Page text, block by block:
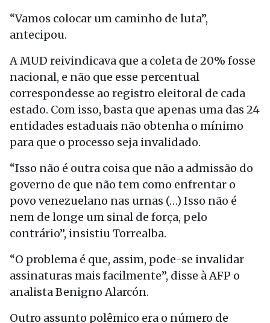
“Vamos colocar um caminho de luta”,
antecipou.
A MUD reivindicava que a coleta de 20% fosse
nacional, e não que esse percentual
correspondesse ao registro eleitoral de cada
estado. Com isso, basta que apenas uma das 24
entidades estaduais não obtenha o mínimo
para que o processo seja invalidado.
“Isso não é outra coisa que não a admissão do
governo de que não tem como enfrentar o
povo venezuelano nas urnas (…) Isso não é
nem de longe um sinal de força, pelo
contrário”, insistiu Torrealba.
“O problema é que, assim, pode-se invalidar
assinaturas mais facilmente”, disse à AFP o
analista Benigno Alarcón.
Outro assunto polêmico era o número de